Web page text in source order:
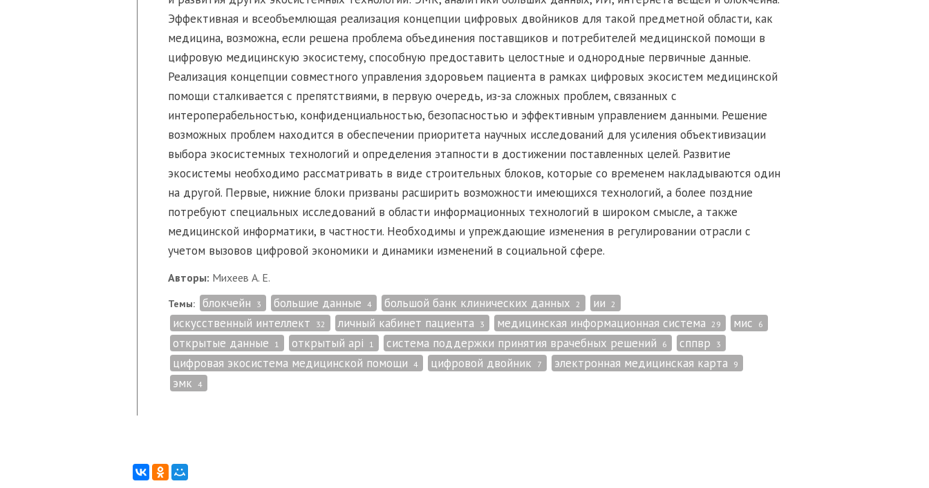
Эффективная и всеобъемлющая реализация концепции цифровых двойников для такой предметной области, как
медицина, возможна, если решена проблема объединения поставщиков и потребителей медицинской помощи в
цифровую медицинскую экосистему, способную предоставить целостные и однородные первичные данные.
Реализация концепции совместного управления здоровьем пациента в рамках цифровых экосистем медицинской
помощи сталкивается с препятствиями, в первую очередь, из-за сложных проблем, связанных с
интероперабельностью, конфиденциальностью, безопасностью и эффективным управлением данными. Решение
возможных проблем находится в обеспечении приоритета научных исследований для усиления объективизации
выбора экосистемных технологий и определения этапности в достижении поставленных целей. Развитие
экосистемы необходимо рассматривать в виде строительных блоков, которые со временем накладываются один
на другой. Первые, нижние блоки призваны расширить возможности имеющихся технологий, а более поздние
потребуют специальных исследований в области информационных технологий в широком смысле, а также
медицинской информатики, в частности. Необходимы и упреждающие изменения в регулировании отрасли с
учетом вызовов цифровой экономики и динамики изменений в социальной сфере.
Авторы: Михеев А. Е.
Темы: блокчейн 3 большие данные 4 большой банк клинических данных 2 ии 2
искусственный интеллект 32 личный кабинет пациента 3 медицинская информационная система 29 мис 6
открытые данные 1 открытый api 1 система поддержки принятия врачебных решений 6 сппвр 3
цифровая экосистема медицинской помощи 4 цифровой двойник 7 электронная медицинская карта 9
эмк 4